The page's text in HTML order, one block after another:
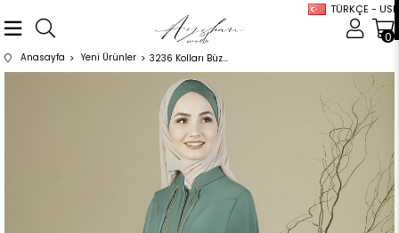
TÜRKÇE - USD
0
Anasayfa Yeni Ürünler 3236 Kolları Büzgülü Mint Ferace